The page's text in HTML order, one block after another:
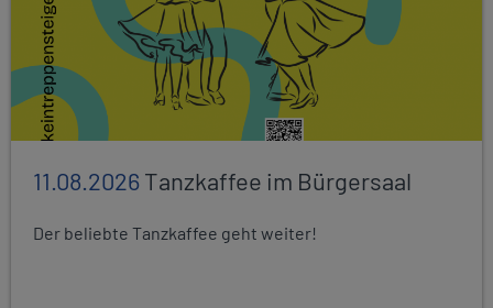
11.08.2026Tanzkaffee im Bürgersaal
Der beliebte Tanzkaffee geht weiter!